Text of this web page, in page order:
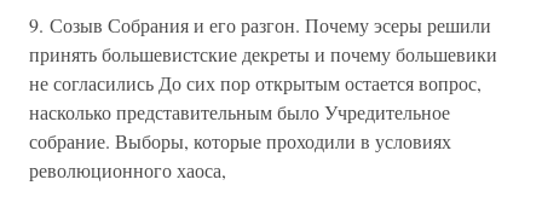
9. Созыв Собрания и его разгон. Почему эсеры решили
принять большевистские декреты и почему большевики
не согласились До сих пор открытым остается вопрос,
насколько представительным было Учредительное
собрание. Выборы, которые проходили в условиях
революционного хаоса,